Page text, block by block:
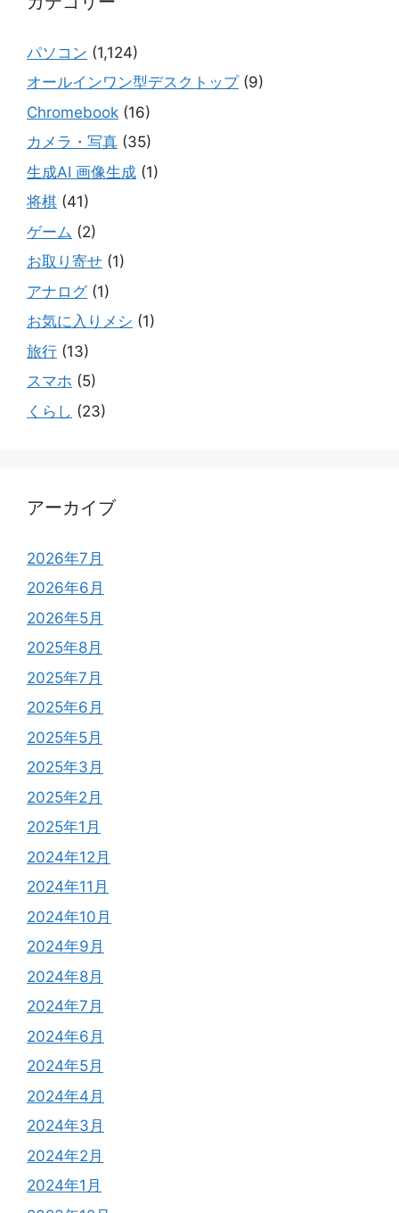
パソコン (1,124)
オールインワン型デスクトップ(9)
Chromebook (16)
カメラ・写真 (35)
生成AI 画像生成 (1)
将棋 (41)
ゲーム (2)
お取り寄せ (1)
アナログ(1)
お気に入りメシ (1)
旅行 (13)
スマホ (5)
くらし (23)
アーカイブ
2026年7月
2026年6月
2026年5月
2025年8月
2025年7月
2025年6月
2025年5月
2025年3月
2025年2月
2025年1月
2024年12月
2024年11月
2024年10月
2024年9月
2024年8月
2024年7月
2024年6月
2024年5月
2024年4月
2024年3月
2024年2月
2024年1月